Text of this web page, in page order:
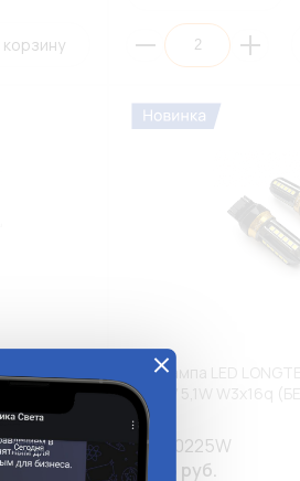
корзину
Много
Автолампа LED
12-24V 5,1W W3x16q
(АП2)
7443-0225W
571.36 руб.